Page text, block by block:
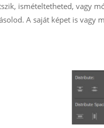
ismételtetheted, vagy
A saját képet is vagy